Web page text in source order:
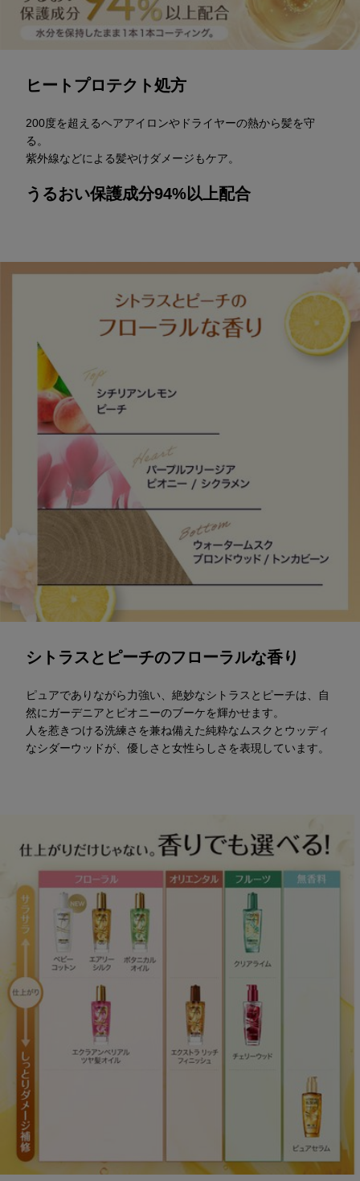
ヒートプロテクト処方
200度を超えるヘアアイロンやドライヤーの熱から髪を守
る。
紫外線などによる髪やけダメージもケア。
うるおい保護成分94%以上配合
シトラスとピーチのフローラルな香り
ピュアでありながら力強い、絶妙なシトラスとピーチは、自
然にガーデニアとピオニーのブーケを輝かせます。
人を惹きつける洗練さを兼ね備えた純粋なムスクとウッディ
なシダーウッドが、優しさと女性らしさを表現しています。